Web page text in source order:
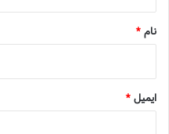
نام*
ایمیل*